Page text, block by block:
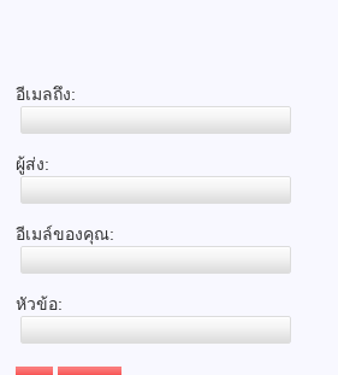
อีเมลถึง:
ผู้ส่ง:
อีเมล์ของคุณ:
หัวข้อ: